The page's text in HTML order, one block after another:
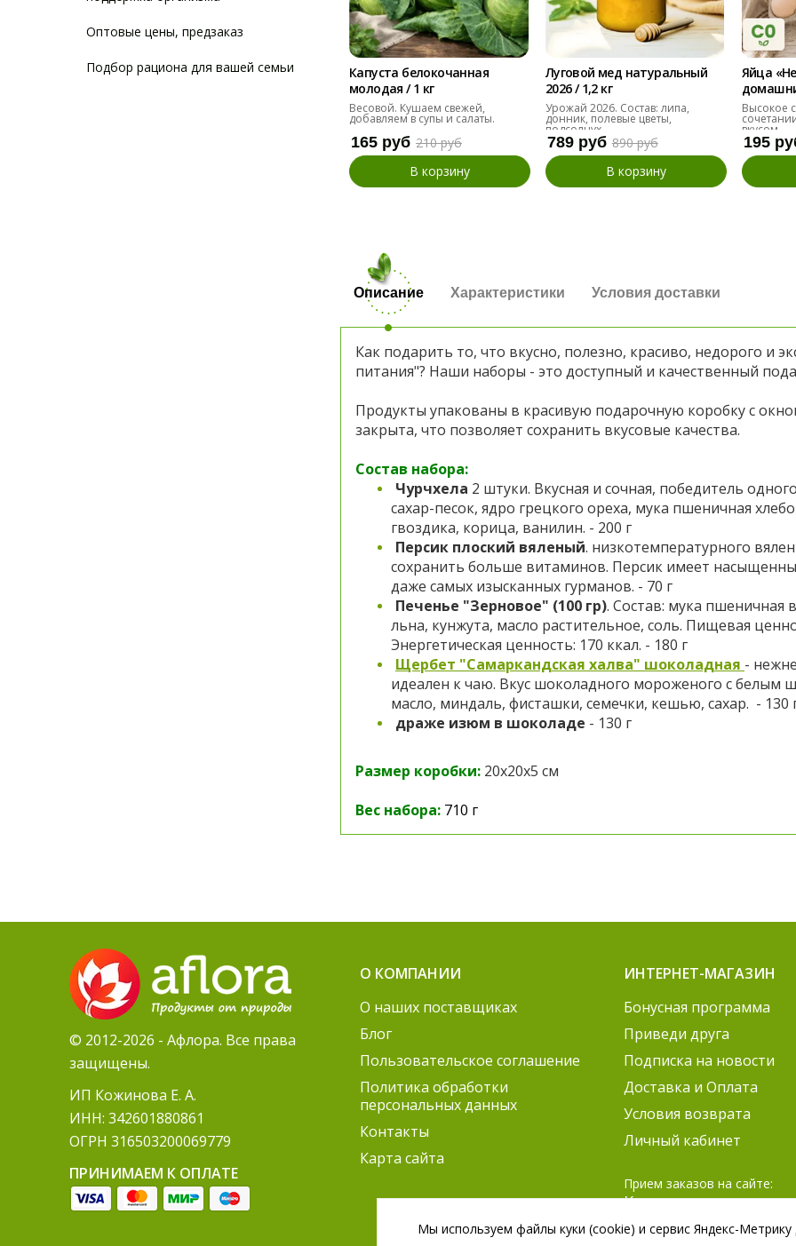
Капуста белокочанная
молодая / 1 кг
Весовой. Кушаем свежей,
добавляем в супы и салаты.
165 руб 210 руб
В корзину
Луговой мед натуральный
2026 / 1,2 кг
Урожай 2026. Состав: липа,
донник, полевые цветы,
подсолнух
789 руб 890 руб
В корзину
Яйца
десяток
Высокое
вкусом.
195
Описание
Как подарить то, что вкусно, полезно, красиво, недорого и
питания"? Наши наборы - это доступный и качественный
Продукты упакованы в красивую подарочную коробку с
закрыта, что позволяет сохранить вкусовые качества.
Состав набора:
Чурчхела 2 штуки. Вкусная и сочная, победитель
сахар-песок, ядро грецкого ореха, мука пшеничная
гвоздика, корица, ванилин. - 200 г
Персик плоский вяленый. низкотемпературного
сохранить больше витаминов. Персик имеет
даже самых изысканных гурманов. - 70 г
Печенье "Зерновое" (100 гр). Состав: мука пшеничная
льна, кунжута, масло растительное, соль. Пищевая
Энергетическая ценность: 170 ккал. - 180 г
Щербет "Самаркандская халва" шоколадная -
идеален к чаю. Вкус шоколадного мороженого с белым
масло, миндаль, фисташки, семечки, кешью, сахар. - 130
драже изюм в шоколаде - 130 г
Размер коробки: 20х20х5 см
Вес набора: 710 г
Характеристики Условия доставки
Оптовые цены, предзаказ
Подбор рациона для вашей семьи
© 2012-2026 - Афлора. Все права
защищены.
ИП Кожинова Е. А.
ИНН: 342601880861
ОГРН 316503200069779
ПРИНИМАЕМ К ОПЛАТЕ
О КОМПАНИИ
О наших поставщиках
Блог
Пользовательское соглашение
Политика обработки
персональных данных
Контакты
Карта сайта
ИНТЕРНЕТ-МАГАЗИН
Бонусная программа
Приведи друга
Подписка на новости
Доставка и Оплата
Условия возврата
Личный кабинет
Прием заказов на сайте:
Круглосуточно
Согласование заказов:
Мы используем файлы куки (cookie) и сервис Яндекс-